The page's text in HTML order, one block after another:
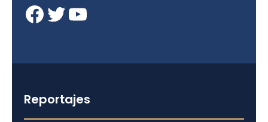
Facebook Twitter YouTube
Reportajes